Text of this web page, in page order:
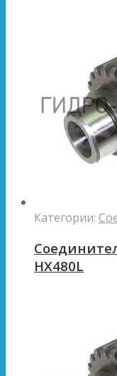
Категории:
HX480L